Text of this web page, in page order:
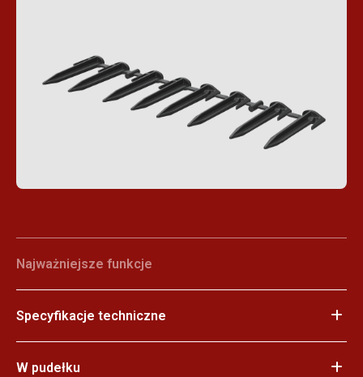
Najważniejsze funkcje
Specyfikacje techniczne
W pudełku